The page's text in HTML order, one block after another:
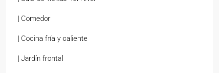
| Comedor
| Cocina fría y caliente
| Jardín frontal